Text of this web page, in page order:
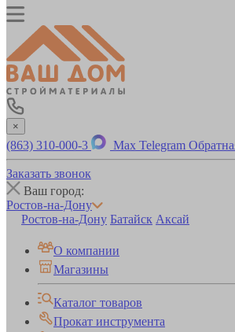
×
(863) 310-000-3 Max Telegram
Заказать звонок
Ваш город:
Ростов-на-Дону
Ростов-на-Дону Батайск Аксай
О компании
Магазины
Каталог товаров
Прокат инструмента